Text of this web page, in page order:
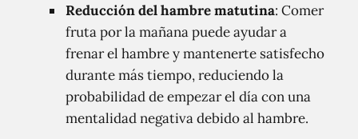
Reducción del hambre matutina: Comer
fruta por la mañana puede ayudar a
frenar el hambre y mantenerte satisfecho
durante más tiempo, reduciendo la
probabilidad de empezar el día con una
mentalidad negativa debido al hambre.